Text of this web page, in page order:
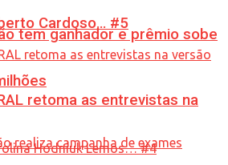
tem ganhador e prêmio sobe
Cardoso… #5
retoma as entrevistas na